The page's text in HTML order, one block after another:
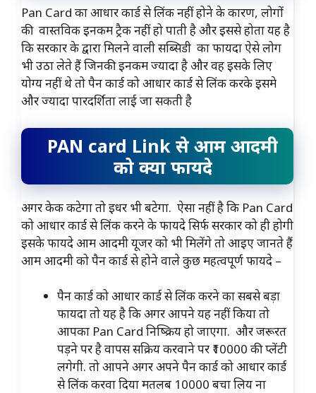
Pan Card का आधार कार्ड से लिंक नहीं होने के कारण, लोगों
की वास्तविक इनकम ट्रैक नहीं हो पाती है और इससे होता यह है
कि सरकार के द्वारा मिलने वाली सब्सिडी का फायदा ऐसे लोग
भी उठा लेते हैं जिनकी इनकम ज्यादा है और वह इसके लिए
योग्य नहीं थे तो पैन कार्ड को आधार कार्ड से लिंक करके इसमे
और ज्यादा पारदर्शिता लाई जा सकती है
PAN card Link से आम आदमी
को क्या फायदे
अगर केक कटेगा तो इधर भी बटेगा. ऐसा नहीं है कि Pan Card
को आधार कार्ड से लिंक करने के फायदे सिर्फ सरकार को ही होगी
इसके फायदे आम आदमी यूजर को भी मिलेंगे तो आइए जानते हैं
आम आदमी को पैन कार्ड से होने वाले कुछ महत्वपूर्ण फायदे –
पैन कार्ड को आधार कार्ड से लिंक करने का सबसे बड़ा
फायदा तो यह है कि अगर आपने यह नहीं किया तो
आपका Pan Card निष्क्रिय हो जाएगा. और जरूरत
पड़ने पर है वापस सक्रिय करवाने पर ₹10000 की प्लेंटी
लगेगी. तो आपने अगर अपने पैन कार्ड को आधार कार्ड
से लिंक करवा दिया मतलब 10000 बचा लिय ना